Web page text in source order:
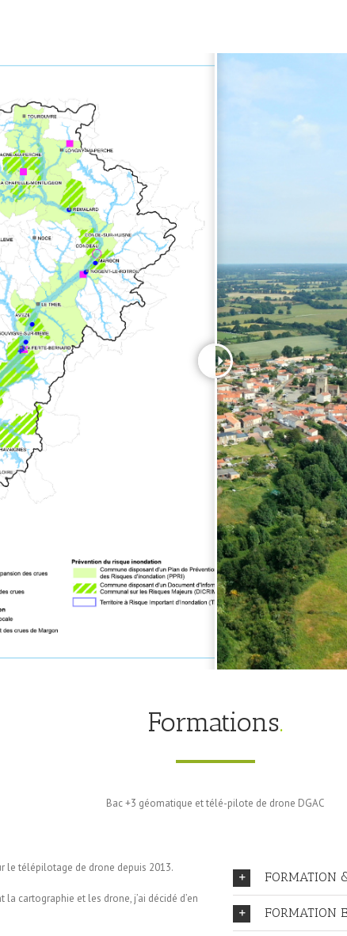
Formations.
Bac +3 géomatique et télé-pilote de drone DGAC
le télépilotage de drone depuis 2013.
cartographie et les drone, j’ai décidé d’en
FORMATION
FORMATION